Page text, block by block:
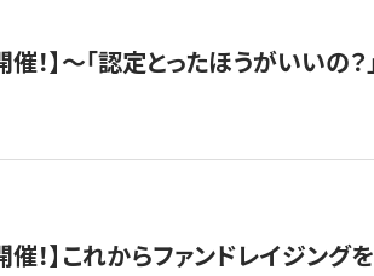
催！】〜「認定とったほうがいいの
催！】これからファンドレイジン